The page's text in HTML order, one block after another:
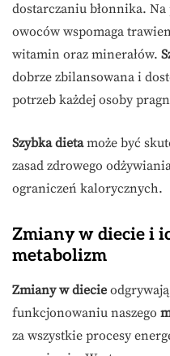
dostarczaniu błonnika.
owoców wspomaga
witamin oraz minerałów.
dobrze zbilansowana i
potrzeb każdej osoby
Szybka dietamoże być
zasad zdrowego
ograniczeń kalorycznych.
Zmiany w diecie i
metabolizm
Zmiany w diecie
funkcjonowaniu naszego
za wszystkie procesy